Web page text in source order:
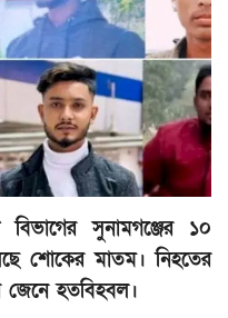
সুনামগঞ্জের ১০
শোকের মাতম। নিহতের
জেনে হতবিহবল।